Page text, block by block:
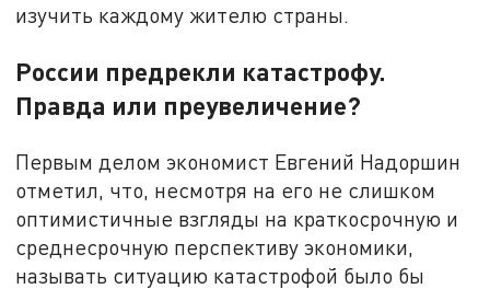
изучить каждому жителю страны.
России предрекли катастрофу.
Правда или преувеличение?
Первым делом экономист Евгений Надоршин
отметил, что, несмотря на его не слишком
оптимистичные взгляды на краткосрочную и
среднесрочную перспективу экономики,
называть ситуацию катастрофой было бы